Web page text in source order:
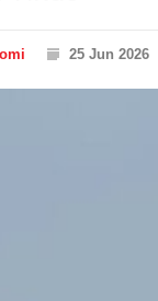
25 Jun 2026